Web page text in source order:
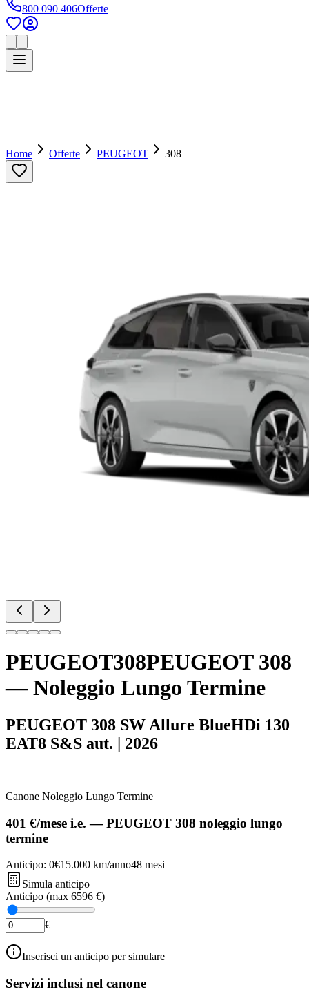
800 090 406Offerte
Home Offerte PEUGEOT 308
PEUGEOT308PEUGEOT 308
— Noleggio Lungo Termine
PEUGEOT 308 SW Allure BlueHDi 130
EAT8 S&S aut. | 2026
Canone Noleggio Lungo Termine
401 €/mese i.e. —PEUGEOT 308 noleggio lungo
termine
Anticipo: 0€15.000 km/anno48 mesi
Simula anticipo
Anticipo (max 6596 €)
€
Inserisci un anticipo per simulare
Servizi inclusi nel canone